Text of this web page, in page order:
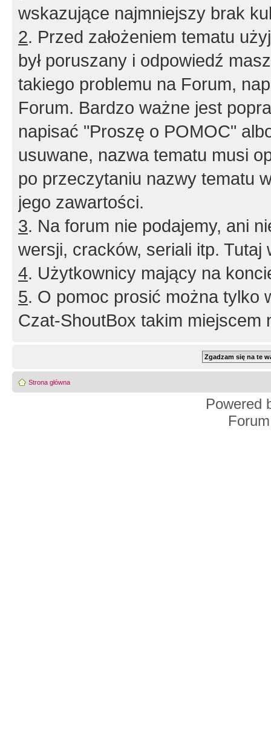
wskazujące najmniejszy brak
2. Przed założeniem tematu
był poruszany i odpowiedź
takiego problemu na Forum,
Forum. Bardzo ważne jest
napisać "Proszę o POMOC"
usuwane, nazwa tematu musi
po przeczytaniu nazwy tematu
jego zawartości.
3. Na forum nie podajemy, ani
wersji, cracków, seriali itp. Tutaj
4. Użytkownicy mający na
5. O pomoc prosić można tylko
Czat-ShoutBox takim miejscem
Strona główna
Powered